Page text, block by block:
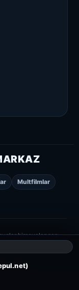
Multfilmlar
himoyalangan.